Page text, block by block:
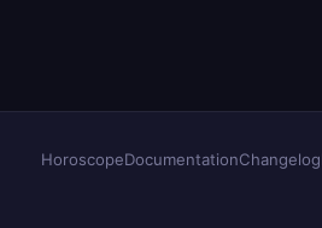
HoroscopeDocumentationChangelog